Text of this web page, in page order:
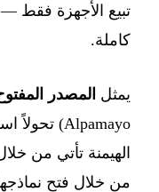
تبيع الأجهزة فقط —
كاملة.
يمثل المصدر
الهيمنة تأتي من
من خلال فتح